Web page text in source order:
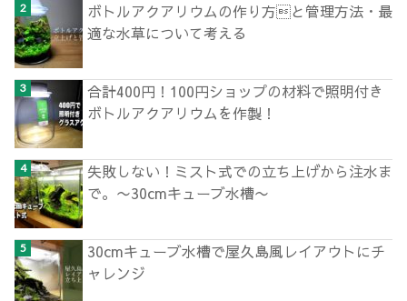
ボトルアクアリウムの作り方と管理方法・最
適な水草について考える
合計400円！100円ショップの材料で照明付き
ボトルアクアリウムを作製！
失敗しない！ミスト式での立ち上げから注水ま
で。〜30cmキューブ水槽〜
30cmキューブ水槽で屋久島風レイアウトにチ
ャレンジ